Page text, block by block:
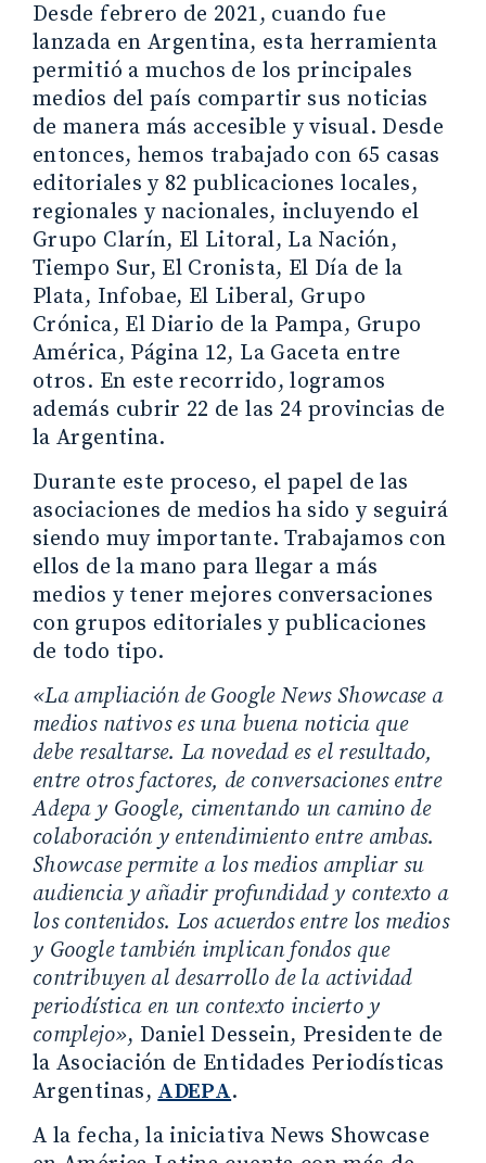
Desde febrero de 2021, cuando fue
lanzada en Argentina, esta herramienta
permitió a muchos de los principales
medios del país compartir sus noticias
de manera más accesible y visual. Desde
entonces, hemos trabajado con 65 casas
editoriales y 82 publicaciones locales,
regionales y nacionales, incluyendo el
Grupo Clarín, El Litoral, La Nación,
Tiempo Sur, El Cronista, El Día de la
Plata, Infobae, El Liberal, Grupo
Crónica, El Diario de la Pampa, Grupo
América, Página 12, La Gaceta entre
otros. En este recorrido, logramos
además cubrir 22 de las 24 provincias de
la Argentina.
Durante este proceso, el papel de las
asociaciones de medios ha sido y seguirá
siendo muy importante. Trabajamos con
ellos de la mano para llegar a más
medios y tener mejores conversaciones
con grupos editoriales y publicaciones
de todo tipo.
«La ampliación de Google News Showcase a
medios nativos es una buena noticia que
debe resaltarse. La novedad es el resultado,
entre otros factores, de conversaciones entre
Adepa y Google, cimentando un camino de
colaboración y entendimiento entre ambas.
Showcase permite a los medios ampliar su
audiencia y añadir profundidad y contexto a
los contenidos. Los acuerdos entre los medios
y Google también implican fondos que
contribuyen al desarrollo de la actividad
periodística en un contexto incierto y
complejo», Daniel Dessein, Presidente de
la Asociación de Entidades Periodísticas
Argentinas,ADEPA.
A la fecha, la iniciativa News Showcase